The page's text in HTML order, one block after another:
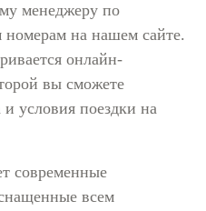
менеджеру по
на нашем сайте.
онлайн-
вы сможете
и условия поездки на
современные
всем